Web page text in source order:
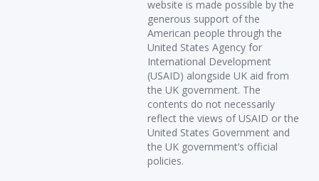
website is made possible by the
generous support of the
American people through the
United States Agency for
International Development
(USAID) alongside UK aid from
the UK government. The
contents do not necessarily
reflect the views of USAID or the
United States Government and
the UK government’s official
policies.